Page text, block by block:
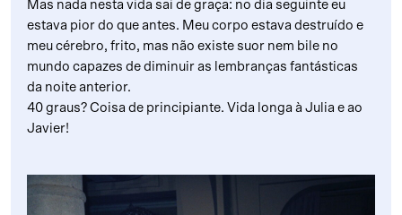
Mas nada nesta vida sai de graça: no dia seguinte eu
estava pior do que antes. Meu corpo estava destruído e
meu cérebro, frito, mas não existe suor nem bile no
mundo capazes de diminuir as lembranças fantásticas
da noite anterior.
40 graus? Coisa de principiante. Vida longa à Julia e ao
Javier!